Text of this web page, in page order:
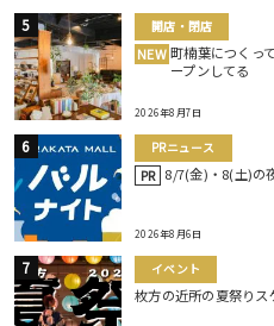
開店・閉店
NEW 町楠葉につくっ
ープンしてる
2026年8月7日
PRニュース
PR 8/7(金)・8(土)の
2026年8月6日
イベント
枚方の近所の夏祭りス